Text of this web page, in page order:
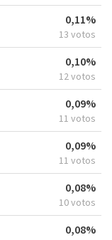
0,11%
13 votos
0,10%
12 votos
0,09%
11 votos
0,09%
11 votos
0,08%
10 votos
0,08%